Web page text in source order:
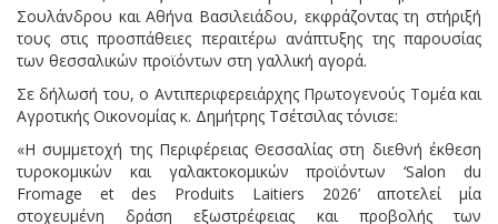
Σουλάνδρου και Αθήνα Βασιλειάδου, εκφράζοντας τη στήριξή
τους στις προσπάθειες περαιτέρω ανάπτυξης της παρουσίας
των θεσσαλικών προϊόντων στη γαλλική αγορά.
Σε δήλωσή του, ο Αντιπεριφερειάρχης Πρωτογενούς Τομέα και
Αγροτικής Οικονομίας κ. Δημήτρης Τσέτσιλας τόνισε:
«Η συμμετοχή της Περιφέρειας Θεσσαλίας στη διεθνή έκθεση
τυροκομικών και γαλακτοκομικών προϊόντων ‘Salon du
Fromage et des Produits Laitiers 2026’ αποτελεί μία
στοχευμένη δράση εξωστρέφειας και προβολής των